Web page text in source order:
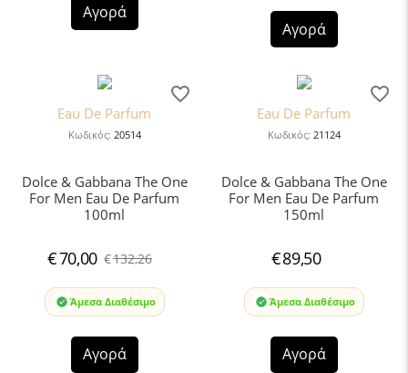
Αγορά
Αγορά
Eau De Parfum
Κωδικός: 20514
Dolce & Gabbana The One
For Men Eau De Parfum
100ml
€132,26
€70,00
Άμεσα Διαθέσιμο
Αγορά
Eau De Parfum
Κωδικός: 21124
Dolce & Gabbana The One
For Men Eau De Parfum
150ml
€89,50
Άμεσα Διαθέσιμο
Αγορά